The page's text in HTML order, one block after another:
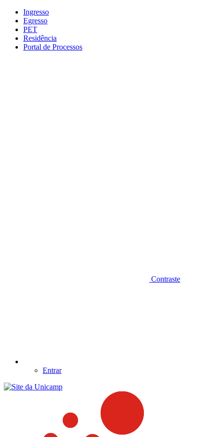
Conteúdo principal
Ingresso
Egresso
PET
Residência
Portal de Processos
Contraste
Entrar